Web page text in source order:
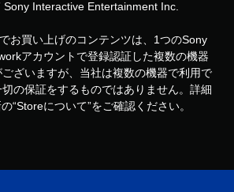
Interactive Entertainment Inc.
お買い上げのコンテンツは、1つのSony
アカウントで登録認証した複数の機器
ざいますが、当社は複数の機器で利用で
の保証をするものではありません。詳細
“Storeについて”をご確認ください。